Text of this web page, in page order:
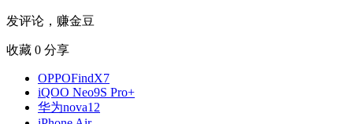
发评论，赚金豆
收藏 0 分享
OPPOFindX7
iQOO Neo9S Pro+
华为nova12